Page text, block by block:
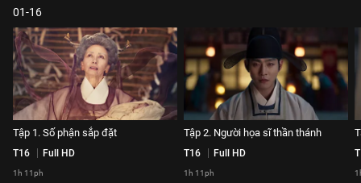
01-16
Tập 1. Số phận sắp đặt
T16 Full HD
1h 11ph
Tập 2. Người họa sĩ thần thánh
T16 Full HD
1h 11ph